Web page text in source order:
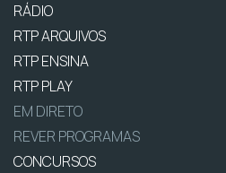
RÁDIO
RTP ARQUIVOS
RTP ENSINA
RTP PLAY
EM DIRETO
REVER PROGRAMAS
CONCURSOS